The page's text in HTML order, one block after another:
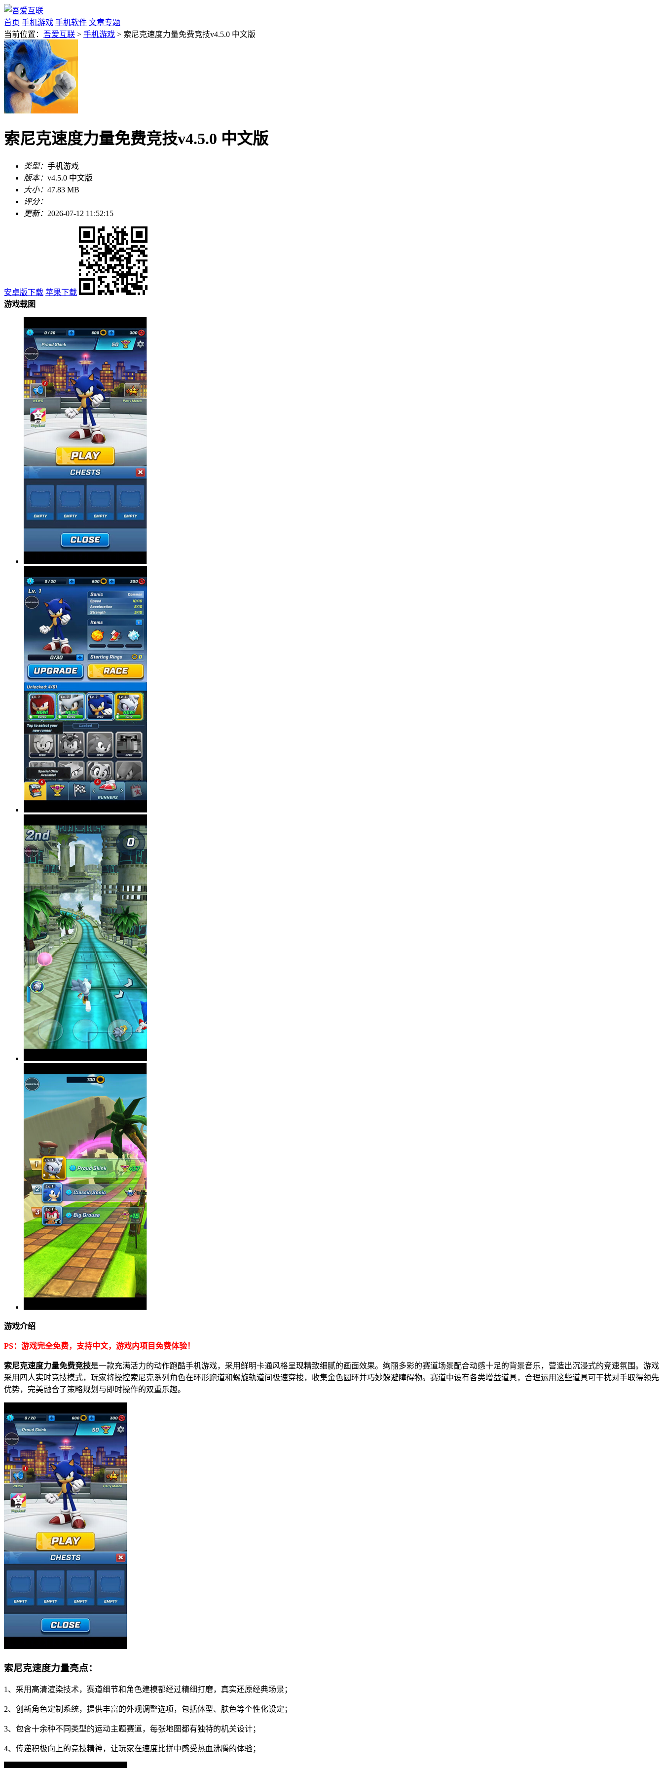
首页 手机游戏 手机软件 文章专题
当前位置： 吾爱互联 > 手机游戏 > 索尼克速度力量免费竞技v4.5.0 中文版
索尼克速度力量免费竞技v4.5.0 中文版
类型： 手机游戏
版本： v4.5.0 中文版
大小： 47.83 MB
评分：
更新： 2026-07-12 11:52:15
安卓版下载 苹果下载
游戏载图
游戏介绍
PS：游戏完全免费，支持中文，游戏内项目免费体验！
索尼克速度力量免费竞技是一款充满活力的动作跑酷手机游戏，采用鲜明卡通风格呈现精致细腻的画面效果。绚丽多彩的赛道场景配合动感十足的背景音乐，营造出沉浸式的竞速氛围。游戏
采用四人实时竞技模式，玩家将操控索尼克系列角色在环形跑道和螺旋轨道间极速穿梭，收集金色圆环并巧妙躲避障碍物。赛道中设有各类增益道具，合理运用这些道具可干扰对手取得领先
优势，完美融合了策略规划与即时操作的双重乐趣。
索尼克速度力量亮点：
1、采用高清渲染技术，赛道细节和角色建模都经过精细打磨，真实还原经典场景；
2、创新角色定制系统，提供丰富的外观调整选项，包括体型、肤色等个性化设定；
3、包含十余种不同类型的运动主题赛道，每张地图都有独特的机关设计；
4、传递积极向上的竞技精神，让玩家在速度比拼中感受热血沸腾的体验；